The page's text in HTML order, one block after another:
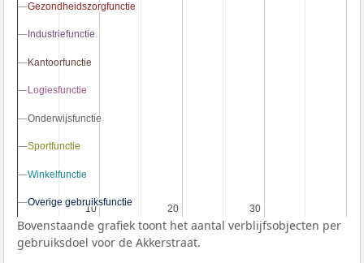
10
10 20
20 30
30
Gezondheidszorgfunctie
Gezondheidszorgfunctie
Industriefunctie
Industriefunctie
Kantoorfunctie
Kantoorfunctie
Logiesfunctie
Logiesfunctie
Onderwijsfunctie
Onderwijsfunctie
Sportfunctie
Sportfunctie
Winkelfunctie
Winkelfunctie
Overige gebruiksfunctie
Overige gebruiksfunctie
Bovenstaande grafiek toont het aantal verblijfsobjecten per
gebruiksdoel voor de Akkerstraat.